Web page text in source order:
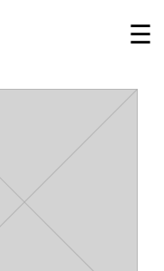
☰